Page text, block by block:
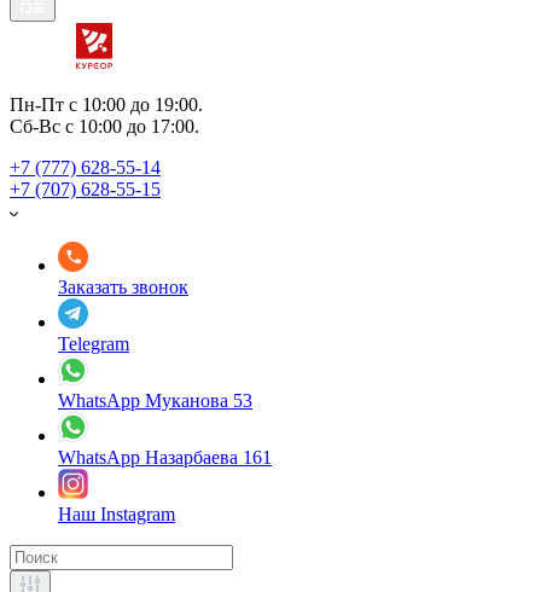
Пн-Пт с 10:00 до 19:00.
Сб-Вс с 10:00 до 17:00.
+7 (777) 628-55-14
+7 (707) 628-55-15
Заказать звонок
Telegram
WhatsApp Муканова 53
WhatsApp Назарбаева 161
Наш Instagram